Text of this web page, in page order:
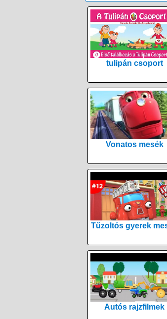
tulipán csoport
Vonatos mesék
Tűzoltós gyerek
Autós rajzfilmek